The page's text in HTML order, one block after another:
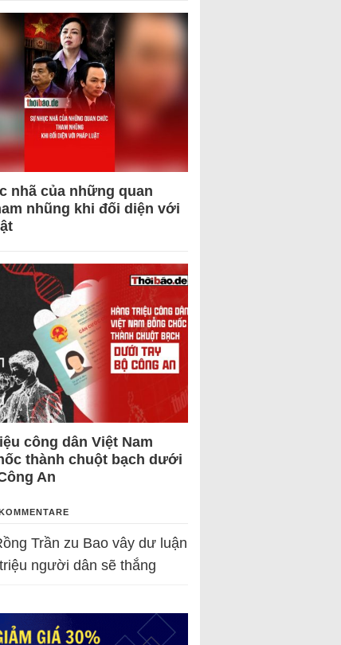
nhã của những quan
nhũng khi đối diện với
công dân Việt Nam
thành chuột bạch dưới
An
Trần zu Bao vây dư luận
người dân sẽ thắng